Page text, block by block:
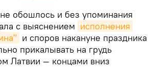
обошлось и без упоминания
с выяснением исполнения
и споров накануне праздника
прикалывать на грудь
Латвии — концами вниз